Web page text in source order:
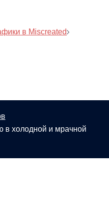
в Miscreated
в холодной и мрачной